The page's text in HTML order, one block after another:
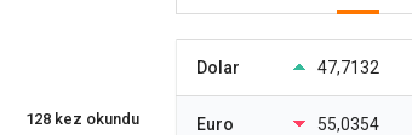
128 kez okundu
Dolar 47,7132
Euro 55,0354